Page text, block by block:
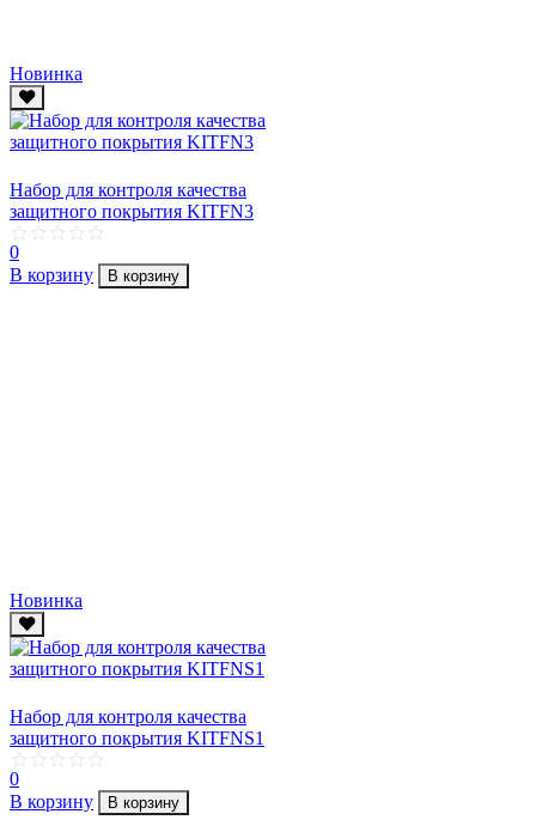
Новинка
Набор для контроля качества
защитного покрытия KITFN3
0
В корзину
В корзину
Новинка
Набор для контроля качества
защитного покрытия KITFNS1
0
В корзину
В корзину